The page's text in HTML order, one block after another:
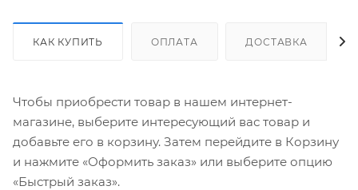
КАК КУПИТЬ ОПЛАТА ДОСТАВКА
Чтобы приобрести товар в нашем интернет-
магазине, выберите интересующий вас товар и
добавьте его в корзину. Затем перейдите в Корзину
и нажмите «Оформить заказ» или выберите опцию
«Быстрый заказ».